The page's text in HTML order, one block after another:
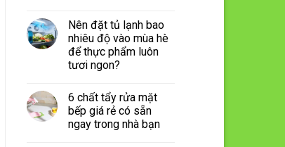
Nên đặt tủ lạnh bao
nhiêu độ vào mùa hè
để thực phẩm luôn
tươi ngon?
6 chất tẩy rửa mặt
bếp giá rẻ có sẵn
ngay trong nhà bạn